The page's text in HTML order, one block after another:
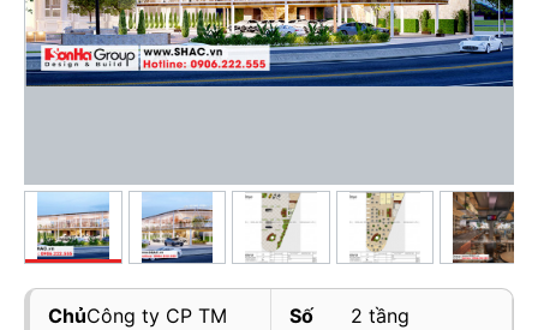
ChủCông ty CP TM
Số
2 tầng